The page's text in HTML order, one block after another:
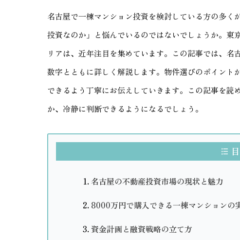
名古屋で一棟マンション投資を検討している方の多
投資なのか」と悩んでいるのではないでしょうか。
リアは、近年注目を集めています。この記事では、
数字とともに詳しく解説します。物件選びのポイン
できるよう丁寧にお伝えしていきます。この記事を
か、冷静に判断できるようになるでしょう。
名古屋の不動産投資市場の現状と魅力
8000万円で購入できる一棟マンションの
資金計画と融資戦略の立て方